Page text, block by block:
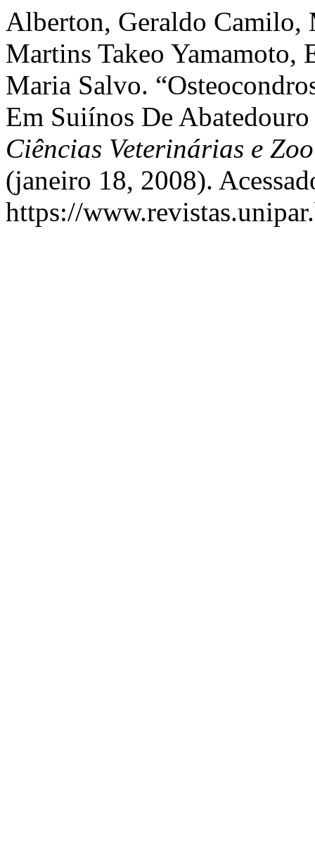
Alberton, Geraldo Camilo,
Martins Takeo Yamamoto,
Maria Salvo.
Em Suiínos De
Ciências Veterinárias e
(janeiro 18, 2008).
https://